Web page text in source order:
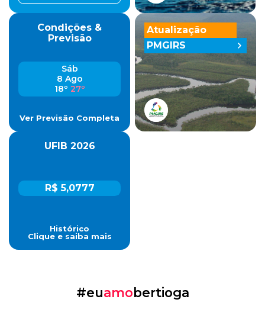
Condições &
Previsão
Sáb
8 Ago
18º 27º
Ver Previsão Completa
UFIB 2026
R$ 5,0777
Histórico
Clique e saiba mais
Atualização
PMGIRS
#euamobertioga